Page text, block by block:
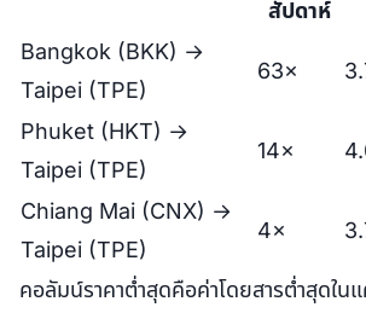
สัปดาห์
Bangkok (BKK) →
Taipei (TPE)
63×
Phuket (HKT) →
Taipei (TPE)
14×
Chiang Mai (CNX) →
Taipei (TPE)
4×
คอลัมน์ราคาต่ำสุดคือค่าโดยสารต่ำสุดใน